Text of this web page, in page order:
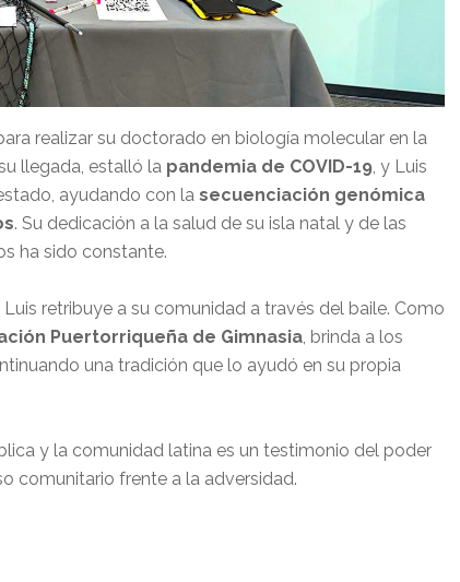
para realizar su doctorado en biología molecular en la
llegada, estalló la pandemia de COVID-19 , y Luis
ayudando con la secuenciación genómica
. Su dedicación a la salud de su isla natal y de las
ha sido constante.
retribuye a su comunidad a través del baile. Como
Puertorriqueña de Gimnasia , brinda a los
una tradición que lo ayudó en su propia
y la comunidad latina es un testimonio del poder
comunitario frente a la adversidad.